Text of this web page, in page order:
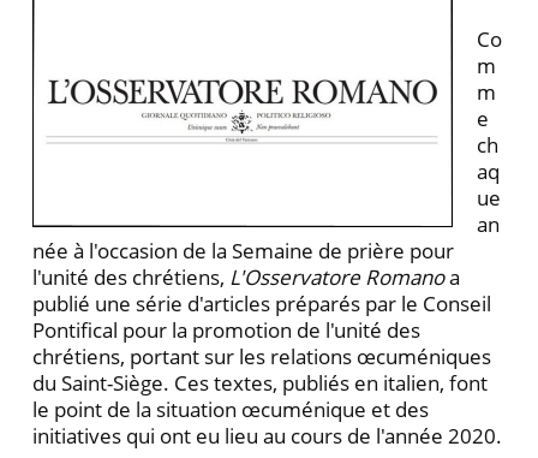
Co
m
m
e
ch
aq
ue
an
née à l'occasion de la Semaine de prière pour
l'unité des chrétiens, L'Osservatore Romanoa
publié une série d'articles préparés par le Conseil
Pontifical pour la promotion de l'unité des
chrétiens, portant sur les relations œcuméniques
du Saint-Siège. Ces textes, publiés en italien, font
le point de la situation œcuménique et des
initiatives qui ont eu lieu au cours de l'année 2020.